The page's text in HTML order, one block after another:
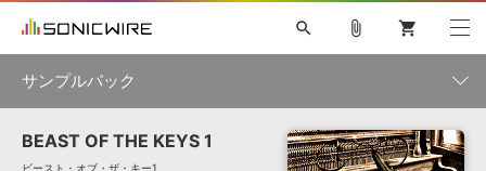
ソフト音源 »
search
初音ミク NT 鏡音リン・レン V4X 巡音ルカ V4X
MEIKO V3
attach_file shopping_cart
サンプルパック
製品一覧
BEAST OF THE KEYS 1
ビースト・オブ・ザ・キー1